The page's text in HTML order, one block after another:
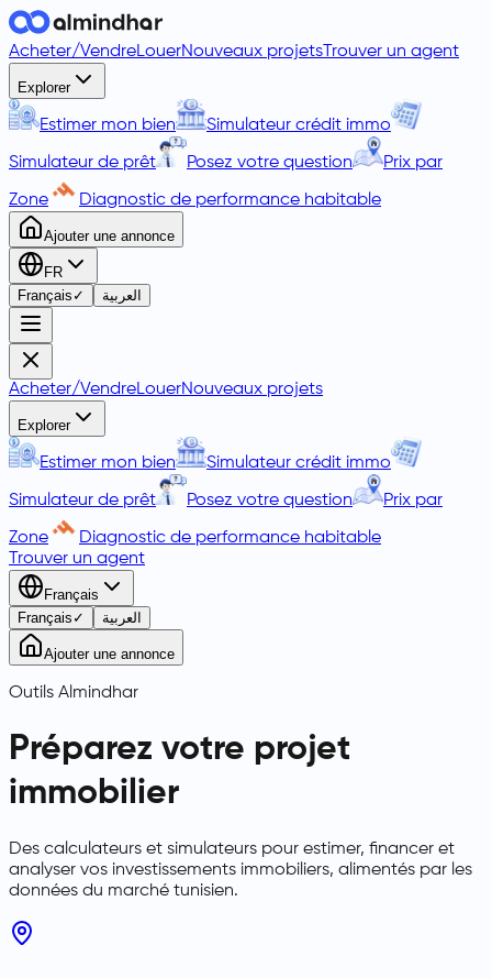
Acheter/VendreLouerNouveaux projets Trouver un agent
Explorer
Estimer mon bien Simulateur crédit immo
Simulateur de prêt Posez votre question Prix par
Zone Diagnostic de performance habitable
Ajouter une annonce
FR
Français ✓ العربية
Acheter/VendreLouerNouveaux projets
Explorer
Estimer mon bien Simulateur crédit immo
Simulateur de prêt Posez votre question Prix par
Zone
Diagnostic de performance habitable
Trouver un agent
Français
Français ✓ العربية
Ajouter une annonce
Outils Almindhar
Préparez votre projet
immobilier
Des calculateurs et simulateurs pour estimer, financer et
analyser vos investissements immobiliers, alimentés par les
données du marché tunisien.